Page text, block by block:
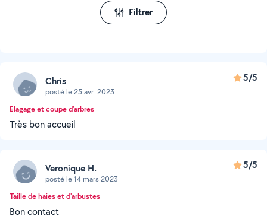
Filtrer
Chris
posté le 25 avr. 2023
5/5
Elagage et coupe d'arbres
Très bon accueil
Veronique H.
posté le 14 mars 2023
5/5
Taille de haies et d'arbustes
Bon contact